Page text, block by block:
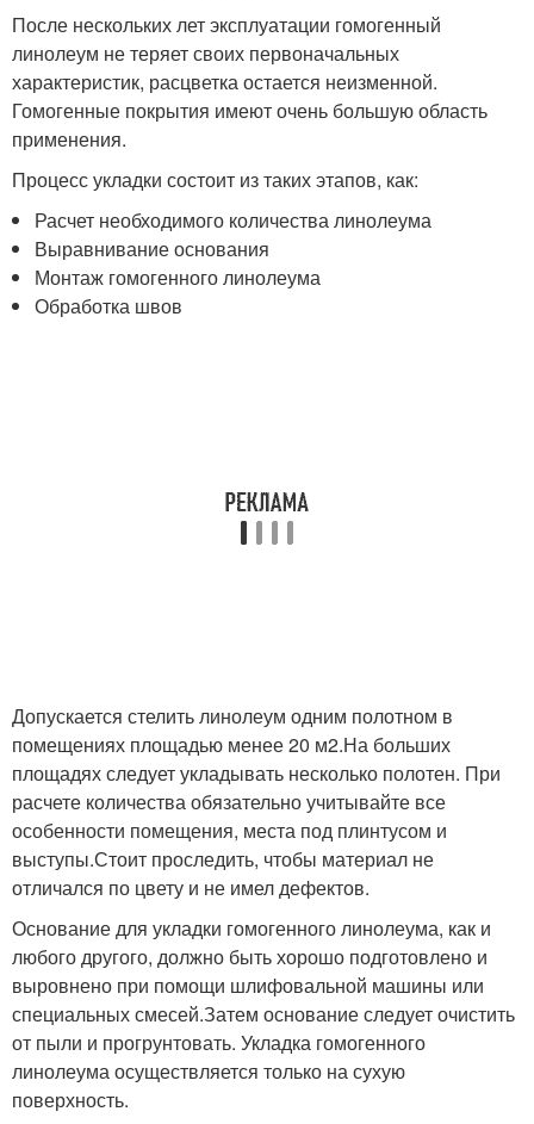
После нескольких лет эксплуатации гомогенный
линолеум не теряет своих первоначальных
характеристик, расцветка остается неизменной.
Гомогенные покрытия имеют очень большую область
применения.
Процесс укладки состоит из таких этапов, как:
Расчет необходимого количества линолеума
Выравнивание основания
Монтаж гомогенного линолеума
Обработка швов
Допускается стелить линолеум одним полотном в
помещениях площадью менее 20 м2.На больших
площадях следует укладывать несколько полотен. При
расчете количества обязательно учитывайте все
особенности помещения, места под плинтусом и
выступы.Стоит проследить, чтобы материал не
отличался по цвету и не имел дефектов.
Основание для укладки гомогенного линолеума, как и
любого другого, должно быть хорошо подготовлено и
выровнено при помощи шлифовальной машины или
специальных смесей.Затем основание следует очистить
от пыли и прогрунтовать. Укладка гомогенного
линолеума осуществляется только на сухую
поверхность.